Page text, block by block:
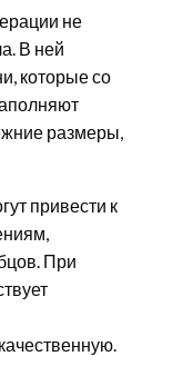
не
В ней
которые со
размеры,
привести к
При